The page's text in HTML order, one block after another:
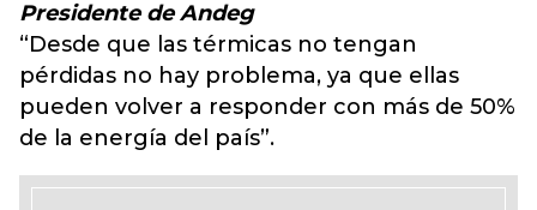
Presidente de Andeg
“Desde que las térmicas no tengan
pérdidas no hay problema, ya que ellas
pueden volver a responder con más de 50%
de la energía del país”.